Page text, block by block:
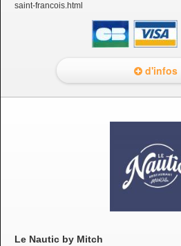
saint-francois.html
d'infos
Le Nautic by Mitch